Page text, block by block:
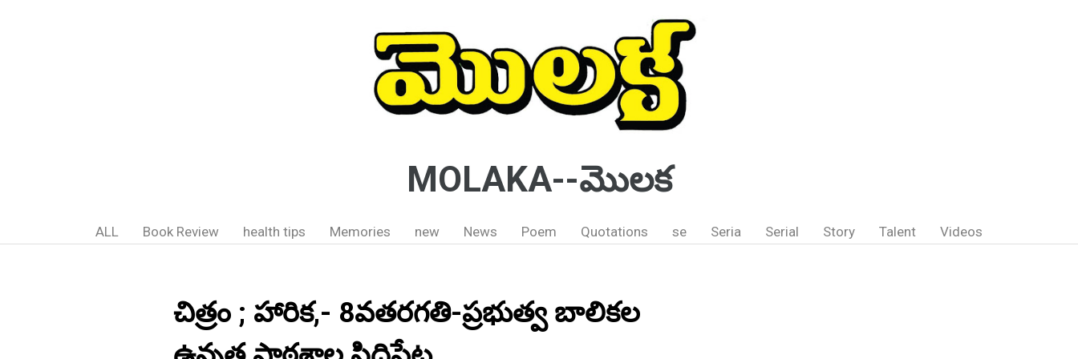
MOLAKA--మొలక
ALL Book Review health tips Memories new News Poem Quotations se Seria Serial Story Talent Videos
చిత్రం ; హారిక,- 8వతరగతి-ప్రభుత్వ బాలికల